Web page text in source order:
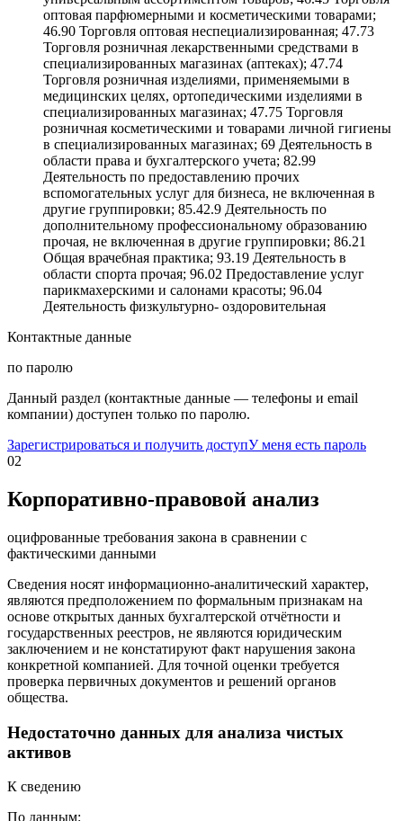
оптовая парфюмерными и косметическими товарами;
46.90 Торговля оптовая неспециализированная; 47.73
Торговля розничная лекарственными средствами в
специализированных магазинах (аптеках); 47.74
Торговля розничная изделиями, применяемыми в
медицинских целях, ортопедическими изделиями в
специализированных магазинах; 47.75 Торговля
розничная косметическими и товарами личной гигиены
в специализированных магазинах; 69 Деятельность в
области права и бухгалтерского учета; 82.99
Деятельность по предоставлению прочих
вспомогательных услуг для бизнеса, не включенная в
другие группировки; 85.42.9 Деятельность по
дополнительному профессиональному образованию
прочая, не включенная в другие группировки; 86.21
Общая врачебная практика; 93.19 Деятельность в
области спорта прочая; 96.02 Предоставление услуг
парикмахерскими и салонами красоты; 96.04
Деятельность физкультурно- оздоровительная
Контактные данные
по паролю
Данный раздел (контактные данные — телефоны и email
компании) доступен только по паролю.
Зарегистрироваться и получить доступУ меня есть пароль
02
Корпоративно-правовой анализ
оцифрованные требования закона в сравнении с
фактическими данными
Сведения носят информационно-аналитический характер,
являются предположением по формальным признакам на
основе открытых данных бухгалтерской отчётности и
государственных реестров, не являются юридическим
заключением и не констатируют факт нарушения закона
конкретной компанией. Для точной оценки требуется
проверка первичных документов и решений органов
общества.
Недостаточно данных для анализа чистых
активов
К сведению
По данным: